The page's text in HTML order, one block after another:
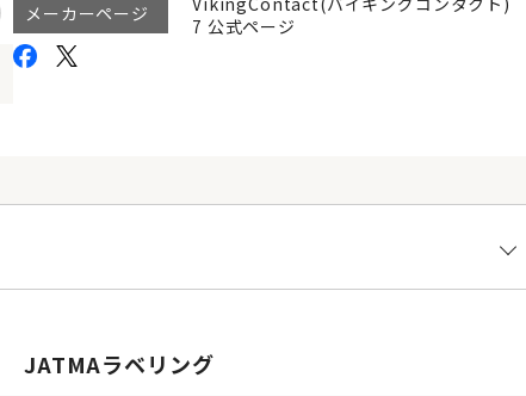
メーカーページ
7 公式ページ
JATMAラベリング